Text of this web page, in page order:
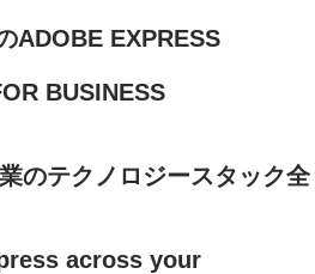
ADOBE EXPRESS
BUSINESS
のテクノロジースタック全
across your